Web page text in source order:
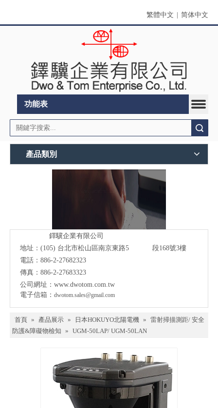
繁體中文 简体中文
功能表
產品類別
鐸驥企業有限公司
地址：(105) 台北市松山區南京東路5 段168號3樓
電話：886-2-27682323
傳真：886-2-27683323
公司網址： www.dwotom.com.tw
電子信箱： dwotom.sales@gmail.com
首頁 » 產品展示 » 日本HOKUYO北陽電機 » 雷射掃描測距/ 安全
防護&障礙物檢知 » UGM-50LAP/ UGM-50LAN